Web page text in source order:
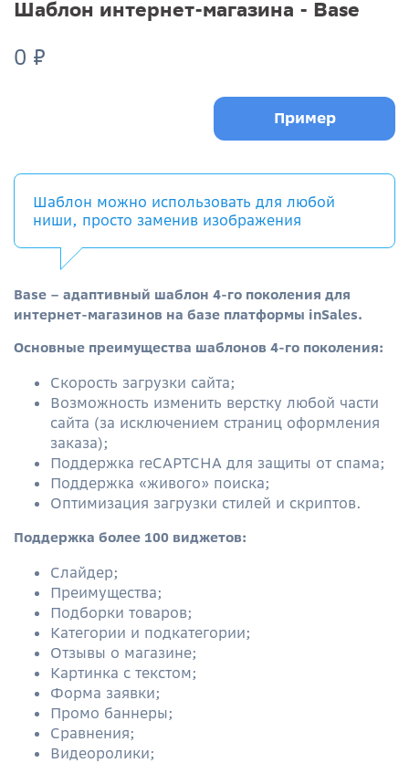
Шаблон интернет-магазина - Base
0 ₽
Пример
Шаблон можно использовать для любой
ниши, просто заменив изображения
Base – адаптивный шаблон 4-го поколения для
интернет-магазинов на базе платформы inSales.
Основные преимущества шаблонов 4-го поколения:
Скорость загрузки сайта;
Возможность изменить верстку любой части
сайта (за исключением страниц оформления
заказа);
Поддержка reCAPTCHA для защиты от спама;
Поддержка «живого» поиска;
Оптимизация загрузки стилей и скриптов.
Поддержка более 100 виджетов:
Слайдер;
Преимущества;
Подборки товаров;
Категории и подкатегории;
Отзывы о магазине;
Картинка с текстом;
Форма заявки;
Промо баннеры;
Сравнения;
Видеоролики;